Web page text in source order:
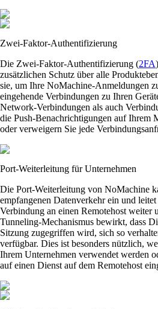
Zwei-Faktor-Authentifizierung
Die Zwei-Faktor-Authentifizierung (2FA
zusätzlichen Schutz über alle
sie, um Ihre NoMachine-Anmeldungen
eingehende Verbindungen zu Ihren
Network-Verbindungen als auch
die Push-Benachrichtigungen auf Ihrem
oder verweigern Sie jede
Port-Weiterleitung für Unternehmen
Die Port-Weiterleitung von NoMachine
empfangenen Datenverkehr ein und
Verbindung an einen Remotehost weiter
Tunneling-Mechanismus bewirkt, dass
Sitzung zugegriffen wird, sich so
verfügbar. Dies ist besonders nützlich,
Ihrem Unternehmen verwendet werden
auf einen Dienst auf dem Remotehost